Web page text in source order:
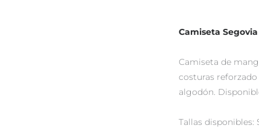
Camiseta
Camiseta de
costuras reforzado
algodón.
Tallas disponibles: